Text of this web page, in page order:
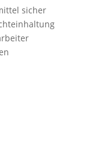
sicher